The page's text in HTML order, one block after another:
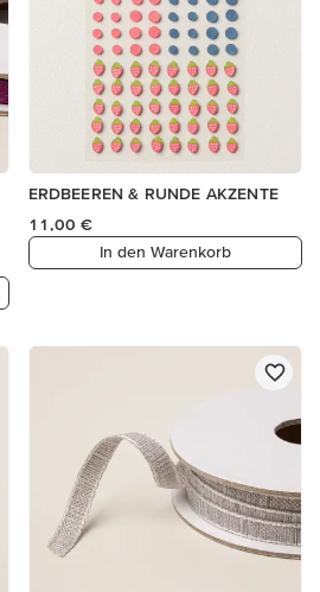
ERDBEEREN & RUNDE AKZENTE
11,00 €
In den Warenkorb